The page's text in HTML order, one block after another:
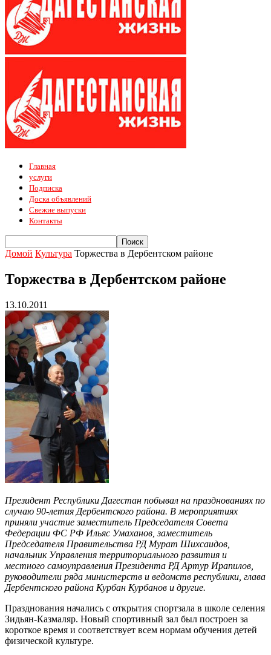
Главная
услуги
Подписка
Доска объявлений
Свежие выпуски
Контакты
Домой Культура Торжества в Дербентском районе
Торжества в Дербентском районе
13.10.2011
Президент Республики Дагестан побывал на празднованиях по
случаю 90-летия Дербентского района. В мероприятиях
приняли участие заместитель Председателя Совета
Федерации ФС РФ Ильяс Умаханов, заместитель
Председателя Правительства РД Мурат Шихсаидов,
начальник Управления территориального развития и
местного самоуправления Президента РД Артур Ирапилов,
руководители ряда министерств и ведомств республики, глава
Дербентского района Курбан Курбанов и другие.
Празднования начались с открытия спортзала в школе селения
Зидьян-Казмаляр. Новый спортивный зал был построен за
короткое время и соответствует всем нормам обучения детей
физической культуре.